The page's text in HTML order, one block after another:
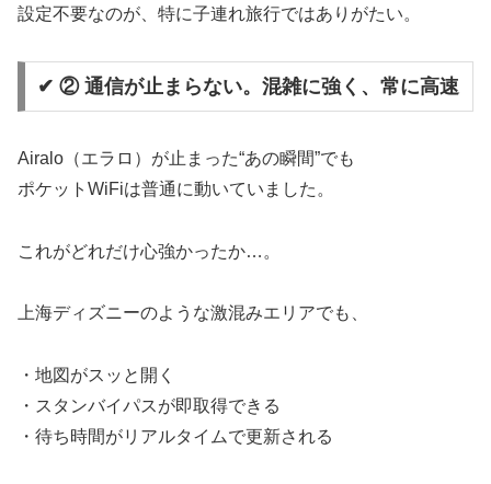
設定不要なのが、特に子連れ旅行ではありがたい。
✔ ② 通信が止まらない。混雑に強く、常に高速
Airalo（エラロ）が止まった“あの瞬間”でも
ポケットWiFiは普通に動いていました。
これがどれだけ心強かったか…。
上海ディズニーのような激混みエリアでも、
・地図がスッと開く
・スタンバイパスが即取得できる
・待ち時間がリアルタイムで更新される